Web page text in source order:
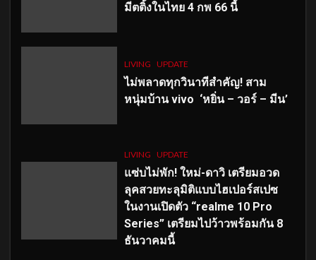
มีตติ้งในไทย 4 กพ 66 นี้
LIVING UPDATE
ไม่พลาดทุกวินาทีสำคัญ! สาม
หนุ่มบ้าน vivo ‘หยิ่น – วอร์ – มีน’
LIVING UPDATE
แซ่บไม่พัก! ใหม่-ดาวิ เตรียมอวด
ลุคสวยทะลุมิติแบบไฮเปอร์สเปซ
ในงานเปิดตัว “realme 10 Pro
Series” เตรียมไปว้าวพร้อมกัน 8
ธันวาคมนี้